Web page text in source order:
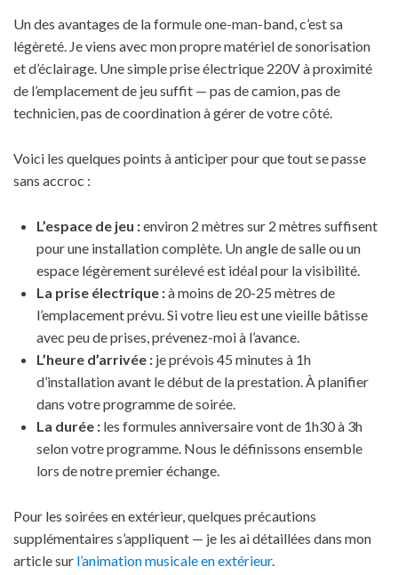
Un des avantages de la formule one-man-band, c’est sa
légèreté. Je viens avec mon propre matériel de sonorisation
et d’éclairage. Une simple prise électrique 220V à proximité
de l’emplacement de jeu suffit — pas de camion, pas de
technicien, pas de coordination à gérer de votre côté.
Voici les quelques points à anticiper pour que tout se passe
sans accroc :
L’espace de jeu :environ 2 mètres sur 2 mètres suffisent
pour une installation complète. Un angle de salle ou un
espace légèrement surélevé est idéal pour la visibilité.
La prise électrique :à moins de 20-25 mètres de
l’emplacement prévu. Si votre lieu est une vieille bâtisse
avec peu de prises, prévenez-moi à l’avance.
L’heure d’arrivée : je prévois 45 minutes à 1h
d’installation avant le début de la prestation. À planifier
dans votre programme de soirée.
La durée : les formules anniversaire vont de 1h30 à 3h
selon votre programme. Nous le définissons ensemble
lors de notre premier échange.
Pour les soirées en extérieur, quelques précautions
supplémentaires s’appliquent — je les ai détaillées dans mon
article sur l’animation musicale en extérieur.